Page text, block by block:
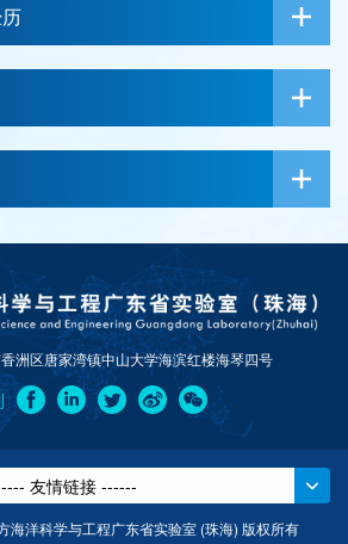
洲区唐家湾镇中山大学海滨红楼海琴四号
友情链接 ------
海洋科学与工程广东省实验室 (珠海) 版权所有